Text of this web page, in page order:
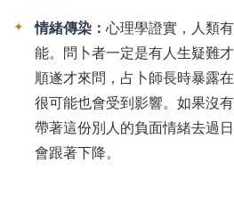
✦ 情緒傳染： 心理學證實，人類
能。問卜者一定是有人生疑難
順遂才來問，占卜師長時暴露
很可能也會受到影響。如果沒
帶著這份別人的負面情緒去過
會跟著下降。